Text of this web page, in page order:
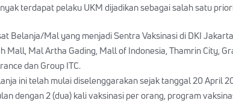
terdapat pelaku UKM dijadikan sebagai salah satu
Belanja/Mal yang menjadi Sentra Vaksinasi di DKI
Mall, Mal Artha Gading, Mall of Indonesia, Thamrin City,
dan Group ITC.
ini telah mulai diselenggarakan sejak tanggal 20 April
dengan 2 (dua) kali vaksinasi per orang, program